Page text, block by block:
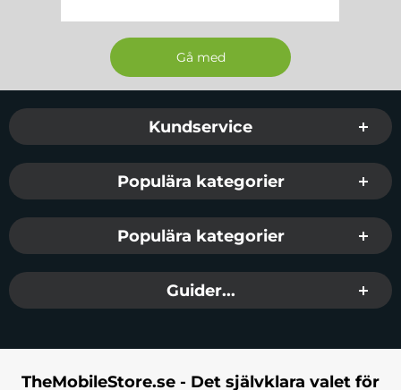
Sidfot Blandad info och länkar
Kundservice
Populära kategorier
Populära kategorier
Guider...
TheMobileStore.se - Det självklara valet för